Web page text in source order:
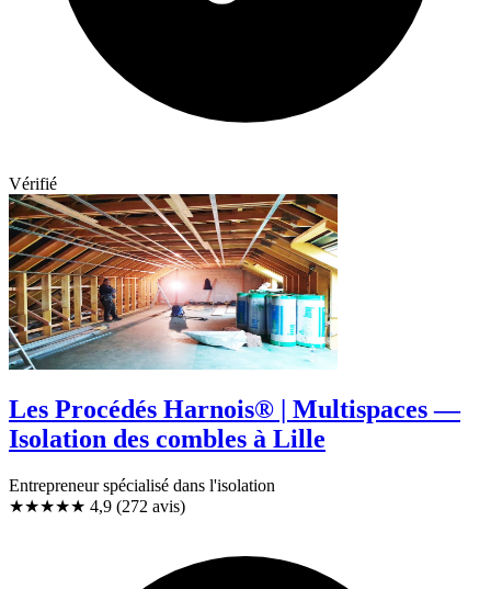
Vérifié
Les Procédés Harnois® | Multispaces —
Isolation des combles à Lille
Entrepreneur spécialisé dans l'isolation
★★★★★ 4,9 (272 avis)